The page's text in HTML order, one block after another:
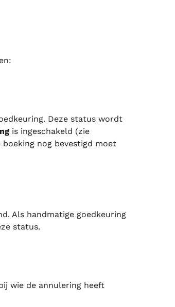
Deze status wordt
is ingeschakeld (zie
nog bevestigd moet
Als handmatige goedkeuring
status.
wie de annulering heeft